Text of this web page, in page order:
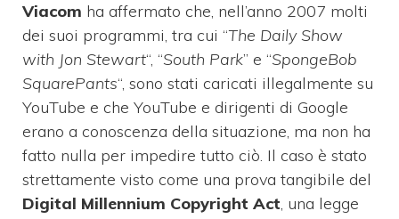
Viacom ha affermato che, nell’anno 2007 molti
dei suoi programmi, tra cui “The Daily Show
with Jon Stewart“, “South Park” e “SpongeBob
SquarePants“, sono stati caricati illegalmente su
YouTube e che YouTube e dirigenti di Google
erano a conoscenza della situazione, ma non ha
fatto nulla per impedire tutto ciò. Il caso è stato
strettamente visto come una prova tangibile del
Digital Millennium Copyright Act, una legge